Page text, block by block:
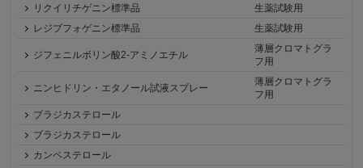
リクイリチゲニン標準品
生薬試験用
レジブフォゲニン標準品
生薬試験用
ジフェニルボリン酸2-アミノエチル
薄層クロマトグラ
フ用
ニンヒドリン・エタノール試液スプレー
薄層クロマトグラ
フ用
ブラジカステロール
ブラジカステロール
カンペステロール